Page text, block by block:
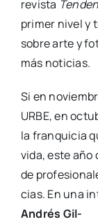
revis­ta
pri­mer nivel y
sobre arte y
más noti­cias.
Si en
URBE, en
la fran­qui­cia
vida, este año
de
cias. En una
Andrés Gil-